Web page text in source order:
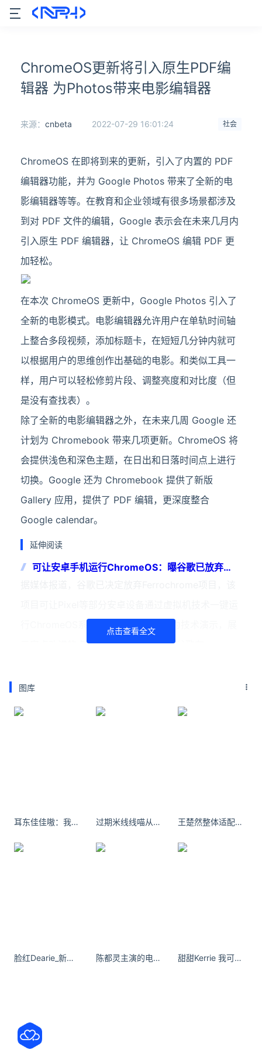
ChromeOS更新将引入原生PDF编
辑器 为Photos带来电影编辑器
社会
来源： cnbeta 2022-07-29 16:01:24
ChromeOS 在即将到来的更新，引入了内置的 PDF
编辑器功能，并为 Google Photos 带来了全新的电
影编辑器等等。在教育和企业领域有很多场景都涉及
到对 PDF 文件的编辑，Google 表示会在未来几月内
引入原生 PDF 编辑器，让 ChromeOS 编辑 PDF 更
加轻松。
在本次 ChromeOS 更新中，Google Photos 引入了
全新的电影模式。电影编辑器允许用户在单轨时间轴
上整合多段视频，添加标题卡，在短短几分钟内就可
以根据用户的思维创作出基础的电影。和类似工具一
样，用户可以轻松修剪片段、调整亮度和对比度（但
是没有查找表）。
除了全新的电影编辑器之外，在未来几周 Google 还
计划为 Chromebook 带来几项更新。ChromeOS 将
会提供浅色和深色主题，在日出和日落时间点上进行
切换。Google 还为 Chromebook 提供了新版
Gallery 应用，提供了 PDF 编辑，更深度整合
Google calendar。
延伸阅读
可让安卓手机运行ChromeOS：曝谷歌已放弃
行ChromeOS系统。该项目最初是作为技术演示，展
示安卓改进的虚拟化能力，今年6月，谷歌在
友情链接：
关注数据与安全，洞悉企业级服务市场：
原文链接 https://www.niupinhui.com/news/s/1246.html
Google
点击查看全文
图库
耳东佳佳嗷：我以为换个时间我们也真的很合适 过期米线线喵从小到大最丢脸出丑的事情是什么? 王楚然整体适配度超高的，让人眼前一亮又一亮！
脸红Dearie_新买了一个高跟鞋 太累了 第一次觉得一个高跟鞋难穿[doge] ​​​ 陈都灵主演的电视剧 甜甜Kerrie 我可是去打卡了CPB肌肤之钥 ｢光耀体验馆｣哦！